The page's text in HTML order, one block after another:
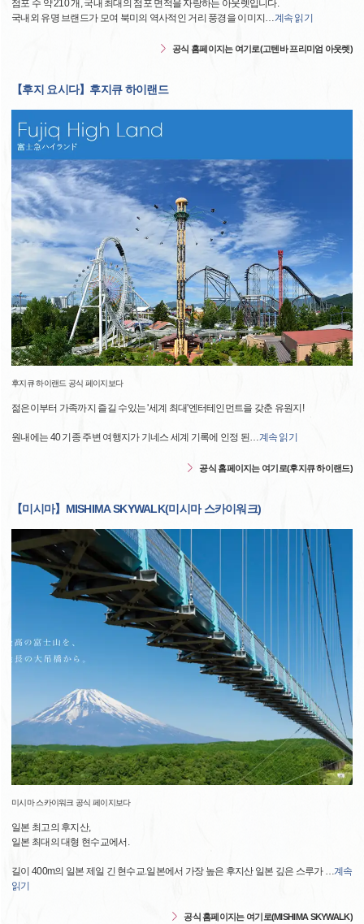
점포 수 약 210 개, 국내 최대의 점포 면적을 자랑하는 아웃렛입니다.
국내외 유명 브랜드가 모여 북미의 역사적인 거리 풍경을 이미지 …계속 읽기
공식 홈페이지는 여기로(고텐바 프리미엄 아웃렛)
【후지 요시다】후지큐 하이랜드
후지큐 하이랜드 공식 페이지보다
젊은이부터 가족까지 즐길 수있는 '세계 최대'엔터테인먼트을 갖춘 유원지!
원내에는 40 기종 주변 여행지가 기네스 세계 기록에 인정 된…계속 읽기
공식 홈페이지는 여기로(후지큐 하이랜드)
【미시마】MISHIMA SKYWALK(미시마 스카이워크)
미시마 스카이워크 공식 페이지보다
일본 최고의 후지산,
일본 최대의 대형 현수교에서.
길이 400m의 일본 제일 긴 현수교.일본에서 가장 높은 후지산 일본 깊은 스루가 …계속
읽기
공식 홈페이지는 여기로(MISHIMA SKYWALK)